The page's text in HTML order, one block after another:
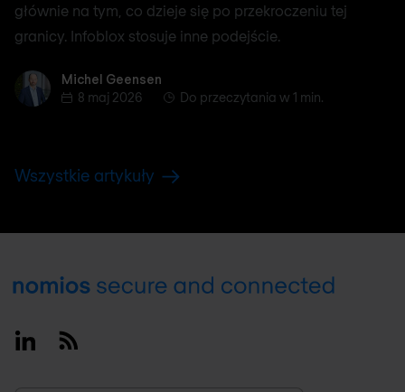
głównie na tym, co dzieje się po przekroczeniu tej
granicy. Infoblox stosuje inne podejście.
Michel Geensen
Michel Geensen
8 maj 2026
Do przeczytania w 1 min.
Wszystkie artykuły
Footer
LinkedinRSS